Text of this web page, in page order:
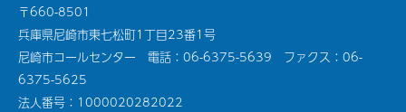
〒660-8501
兵庫県尼崎市東七松町1丁目23番1号
尼崎市コールセンター 電話：06-6375-5639 ファクス：06-
6375-5625
法人番号：1000020282022